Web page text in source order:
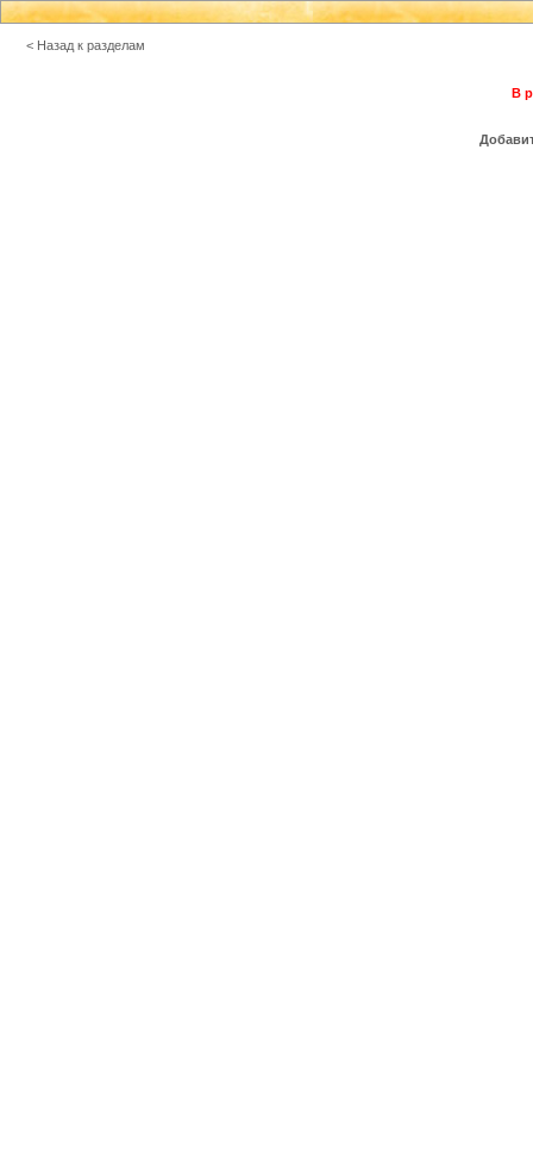
< Назад к разделам
В